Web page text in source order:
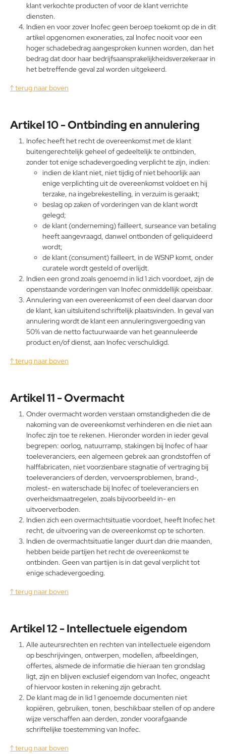
klant verkochte producten of voor de klant verrichte
diensten.
Indien en voor zover Inofec geen beroep toekomt op de in dit
artikel opgenomen exoneraties, zal Inofec nooit voor een
hoger schadebedrag aangesproken kunnen worden, dan het
bedrag dat door haar bedrijfsaansprakelijkheidsverzekeraar in
het betreffende geval zal worden uitgekeerd.
↑ terug naar boven
Artikel 10 - Ontbinding en annulering
Inofec heeft het recht de overeenkomst met de klant
buitengerechtelijk geheel of gedeeltelijk te ontbinden,
zonder tot enige schadevergoeding verplicht te zijn, indien:
indien de klant niet, niet tijdig of niet behoorlijk aan
enige verplichting uit de overeenkomst voldoet en hij
terzake, na ingebrekestelling, in verzuim is geraakt;
beslag op zaken of vorderingen van de klant wordt
gelegd;
de klant (onderneming) failleert, surseance van betaling
heeft aangevraagd, danwel ontbonden of geliquideerd
wordt;
de klant (consument) failleert, in de WSNP komt, onder
curatele wordt gesteld of overlijdt.
Indien een grond zoals genoemd in lid 1 zich voordoet, zijn de
openstaande vorderingen van Inofec onmiddellijk opeisbaar.
Annulering van een overeenkomst of een deel daarvan door
de klant, kan uitsluitend schriftelijk plaatsvinden. In geval van
annulering wordt de klant een annuleringsvergoeding van
50% van de netto factuurwaarde van het geannuleerde
product en/of dienst, aan Inofec verschuldigd.
↑ terug naar boven
Artikel 11 - Overmacht
Onder overmacht worden verstaan omstandigheden die de
nakoming van de overeenkomst verhinderen en die niet aan
Inofec zijn toe te rekenen. Hieronder worden in ieder geval
begrepen: oorlog, natuurramp, stakingen bij Inofec of haar
toeleveranciers, een algemeen gebrek aan grondstoffen of
halffabricaten, niet voorzienbare stagnatie of vertraging bij
toeleveranciers of derden, vervoersproblemen, brand-,
molest- en waterschade bij Inofec of toeleveranciers en
overheidsmaatregelen, zoals bijvoorbeeld in- en
uitvoerverboden.
Indien zich een overmachtsituatie voordoet, heeft Inofec het
recht, de uitvoering van de overeenkomst op te schorten.
Indien de overmachtsituatie langer duurt dan drie maanden,
hebben beide partijen het recht de overeenkomst te
ontbinden. Geen van partijen is in dat geval verplicht tot
enige schadevergoeding.
↑ terug naar boven
Artikel 12 - Intellectuele eigendom
Alle auteursrechten en rechten van intellectuele eigendom
op beschrijvingen, ontwerpen, modellen, afbeeldingen,
offertes, alsmede de informatie die hieraan ten grondslag
ligt, zijn en blijven exclusief eigendom van Inofec, ongeacht
of hiervoor kosten in rekening zijn gebracht.
De klant mag de in lid 1 genoemde documenten niet
kopiëren, gebruiken, tonen, beschikbaar stellen of op andere
wijze verschaffen aan derden, zonder voorafgaande
schriftelijke toestemming van Inofec.
↑ terug naar boven